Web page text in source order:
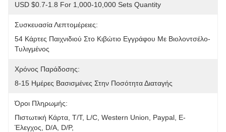
USD $0.7-1.8 For 1,000-10,000 Sets Quantity
Συσκευασία Λεπτομέρειες:
54 Κάρτες Παιχνιδιού Στο Κιβώτιο Εγγράφου Με Βιολοντσέλο-
Τυλιγμένος
Χρόνος Παράδοσης:
8-15 Ημέρες Βασισμένες Στην Ποσότητα Διαταγής
Όροι Πληρωμής:
Πιστωτική Κάρτα, T/T, L/C, Western Union, Paypal, Ε-
Έλεγχος, D/A, D/P,